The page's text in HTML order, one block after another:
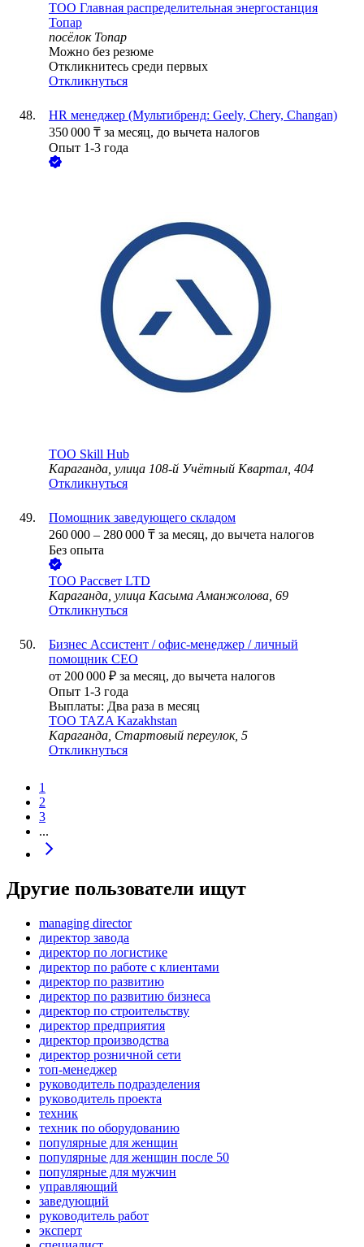
ТОО Главная распределительная энергостанция
Топар
посёлок Топар
Можно без резюме
Откликнитесь среди первых
Откликнуться
HR менеджер (Мультибренд: Geely, Chery, Changan)
350 000 ₸ за месяц, до вычета налогов
Опыт 1-3 года
ТОО Skill Hub
Караганда, улица 108-й Учётный Квартал, 404
Откликнуться
Помощник заведующего складом
260 000 – 280 000 ₸ за месяц, до вычета налогов
Без опыта
ТОО Рассвет LTD
Караганда, улица Касыма Аманжолова, 69
Откликнуться
Бизнес Ассистент / офис-менеджер / личный
помощник CEO
от 200 000 ₽ за месяц, до вычета налогов
Опыт 1-3 года
Выплаты: Два раза в месяц
TOO TAZA Kazakhstan
Караганда, Стартовый переулок, 5
Откликнуться
1
2
3
...
Другие пользователи ищут
managing director
директор завода
директор по логистике
директор по работе с клиентами
директор по развитию
директор по развитию бизнеса
директор по строительству
директор предприятия
директор производства
директор розничной сети
топ-менеджер
руководитель подразделения
руководитель проекта
техник
техник по оборудованию
популярные для женщин
популярные для женщин после 50
популярные для мужчин
управляющий
заведующий
руководитель работ
эксперт